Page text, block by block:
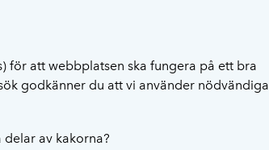
för att webbplatsen ska fungera på ett bra
godkänner du att vi använder nödvändiga
av kakorna?